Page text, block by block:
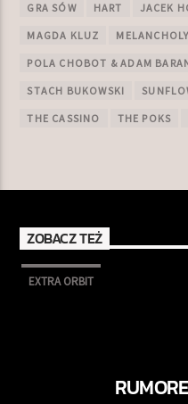
GRA SÓW HART JACEK
MAGDA KLUZ
POLA CHOBOT & ADAM
STACH BUKOWSKI
THE CASSINO THE POKS
ZOBACZ TEŻ
EXTRA ORBIT